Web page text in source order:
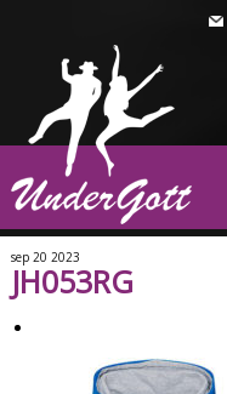
sep 20 2023
JH053RG